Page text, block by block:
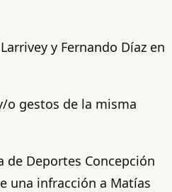
y Fernando Díaz en
o gestos de la misma
de Deportes Concepción
una infracción a Matías